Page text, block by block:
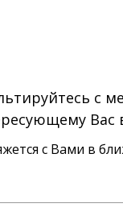
с
Вас
с Вами в